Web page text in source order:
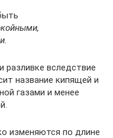
разливке вследствие
название кипящей и
газами и менее
изменяются по длине